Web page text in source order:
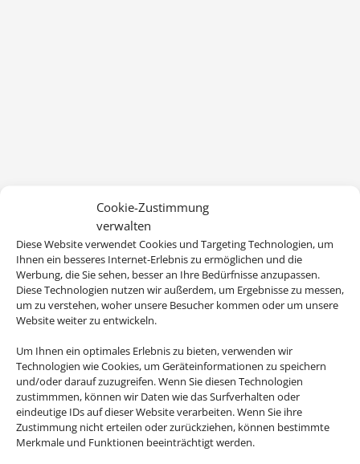
Cookie-Zustimmung
verwalten
Diese Website verwendet Cookies und Targeting Technologien, um
Ihnen ein besseres Internet-Erlebnis zu ermöglichen und die
Werbung, die Sie sehen, besser an Ihre Bedürfnisse anzupassen.
Diese Technologien nutzen wir außerdem, um Ergebnisse zu messen,
um zu verstehen, woher unsere Besucher kommen oder um unsere
Website weiter zu entwickeln.
Um Ihnen ein optimales Erlebnis zu bieten, verwenden wir
Technologien wie Cookies, um Geräteinformationen zu speichern
und/oder darauf zuzugreifen. Wenn Sie diesen Technologien
zustimmmen, können wir Daten wie das Surfverhalten oder
eindeutige IDs auf dieser Website verarbeiten. Wenn Sie ihre
Zustimmung nicht erteilen oder zurückziehen, können bestimmte
Merkmale und Funktionen beeinträchtigt werden.